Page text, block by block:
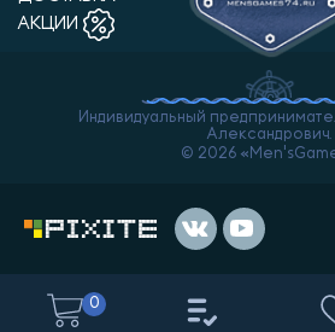
АКЦИИ
Индивидуальный
Александрович.
© 2026
0